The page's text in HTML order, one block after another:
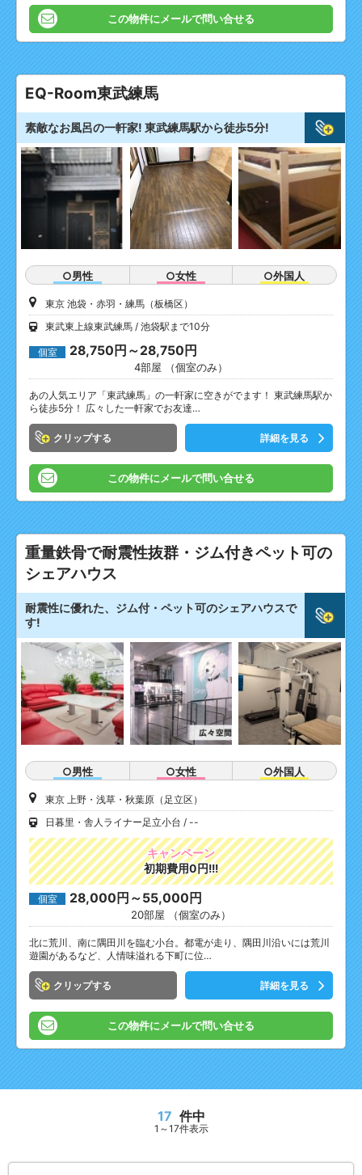
この物件にメールで問い合せる
EQ-Room東武練馬
素敵なお風呂の一軒家! 東武練馬駅から徒歩5分!
○男性 ○女性 ○外国人
東京 池袋・赤羽・練馬（板橋区）
東武東上線東武練馬
池袋駅まで10分
個室 28,750円～28,750円
4部屋 （個室のみ）
あの人気エリア「東武練馬」の一軒家に空きがでます！ 東武練馬駅か
ら徒歩5分！ 広々した一軒家でお友達…
クリップ 詳細を見る
この物件にメールで問い合せる
重量鉄骨で耐震性抜群・ジム付きペット可の
シェアハウス
耐震性に優れた、ジム付・ペット可のシェアハウスで
す!
○男性 ○女性 ○外国人
東京 上野・浅草・秋葉原（足立区）
日暮里・舎人ライナー足立小台
--
キャンペーン
初期費用0円!!!
個室 28,000円～55,000円
20部屋 （個室のみ）
北に荒川、南に隅田川を臨む小台。都電が走り、隅田川沿いには荒川
遊園があるなど、人情味溢れる下町に位…
クリップ 詳細を見る
この物件にメールで問い合せる
17 件中
1～17件表示